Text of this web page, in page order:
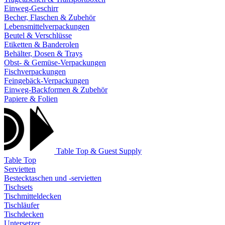
Einweg-Geschirr
Becher, Flaschen & Zubehör
Lebensmittelverpackungen
Beutel & Verschlüsse
Etiketten & Banderolen
Behälter, Dosen & Trays
Obst- & Gemüse-Verpackungen
Fischverpackungen
Feingebäck-Verpackungen
Einweg-Backformen & Zubehör
Papiere & Folien
Table Top & Guest Supply
Table Top
Servietten
Bestecktaschen und -servietten
Tischsets
Tischmitteldecken
Tischläufer
Tischdecken